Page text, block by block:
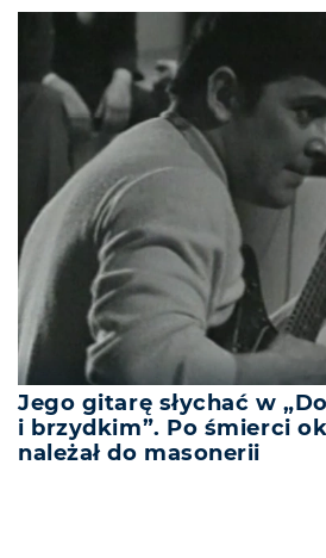
Jego gitarę słychać w
i brzydkim”. Po śmierci
należał do masonerii